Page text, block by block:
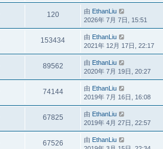
120 由 EthanLiu
2026年 7月 7日, 15:51
153434 由 EthanLiu
2021年 12月 17日, 22:17
89562 由 EthanLiu
2020年 7月 19日, 20:27
74144 由 EthanLiu
2019年 7月 16日, 16:08
67825 由 EthanLiu
2019年 4月 27日, 22:57
67526 由 EthanLiu